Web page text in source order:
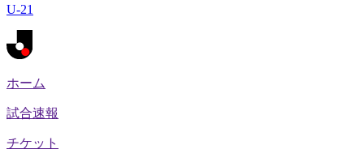
U-21
ホーム
試合速報
チケット